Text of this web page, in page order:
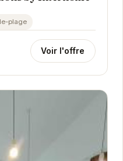
plage
Voir l'offre